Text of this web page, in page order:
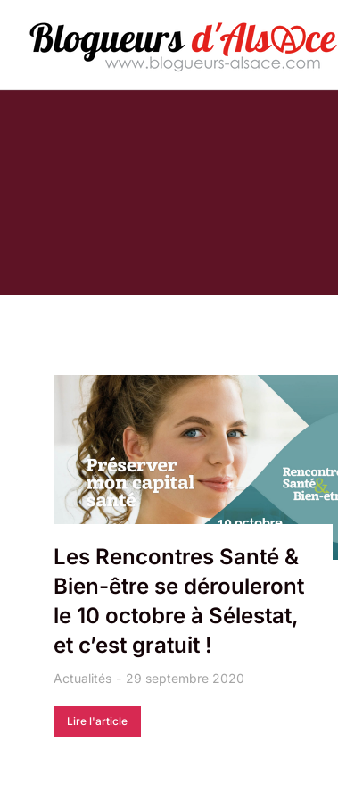
Les Rencontres Santé &
Bien-être se dérouleront
le 10 octobre à Sélestat,
et c’est gratuit !
Actualités 29 septembre 2020
Lire l'article